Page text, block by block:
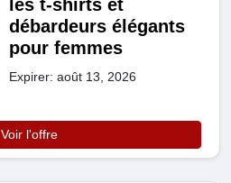
les t-shirts et
débardeurs élégants
pour femmes
Expirer: août 13, 2026
Voir l'offre